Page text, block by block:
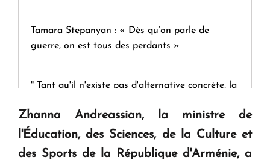
Tamara Stepanyan : « Dès qu’on parle de
guerre, on est tous des perdants »
" Tant qu'il n'existe pas d'alternative concrète, la
KASA : 30 ans d'audace, de résilience et d'avenir
en Arménie
Zhanna Andreassian, la ministre de
l'Éducation, des Sciences, de la Culture et
des Sports de la République d'Arménie, a